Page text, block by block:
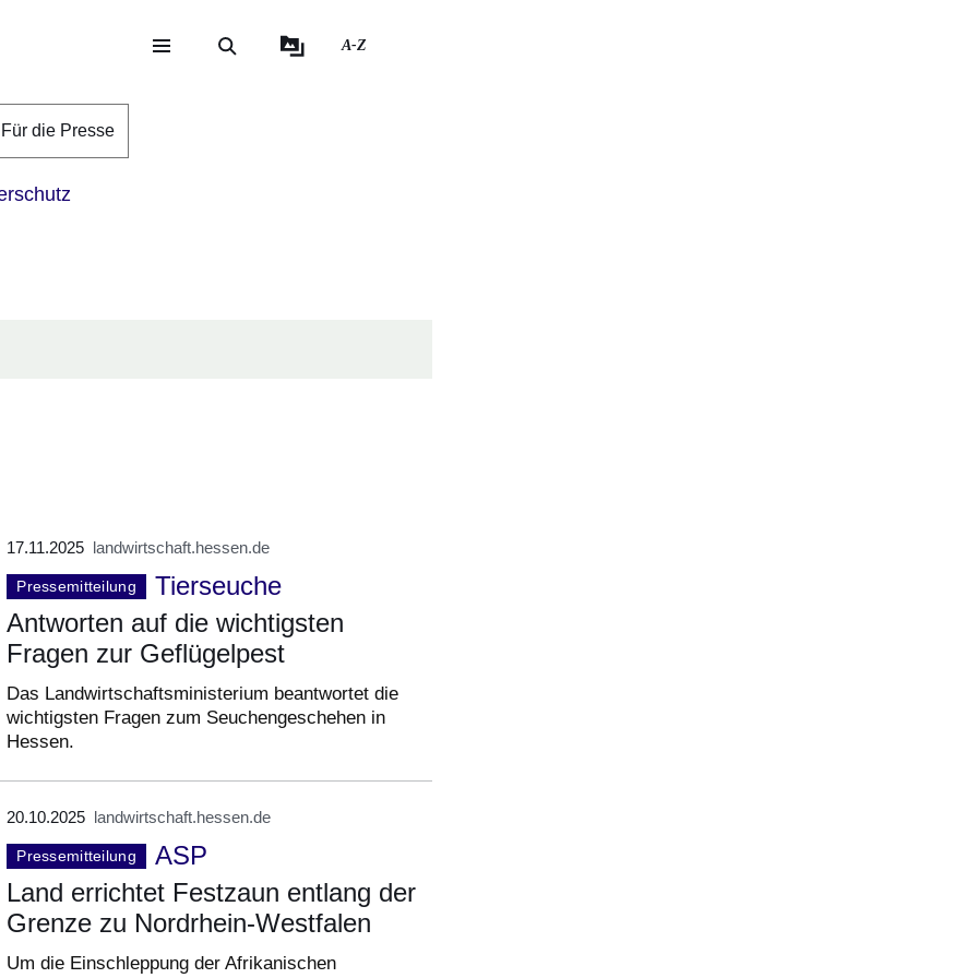
A-Z
Für die Presse
17.11.2025 landwirtschaft.hessen.de
Pressemitteilung
Tierseuche
Antworten auf die wichtigsten
Fragen zur Geflügelpest
Das Landwirtschaftsministerium beantwortet die
wichtigsten Fragen zum Seuchengeschehen in
Hessen.
20.10.2025 landwirtschaft.hessen.de
Pressemitteilung
ASP
Land errichtet Festzaun entlang der
Grenze zu Nordrhein-Westfalen
Um die Einschleppung der Afrikanischen